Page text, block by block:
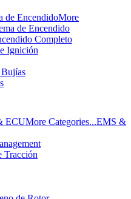
de EncendidoMore
de Encendido
Completo
Ignición
Bujías
ECUMore Categories...EMS &
Tracción